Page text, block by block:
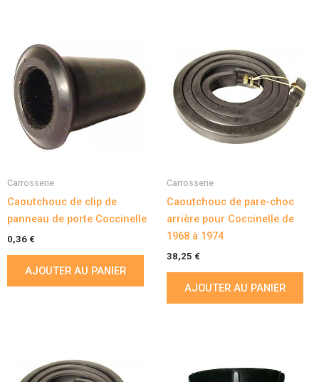
Carrosserie
Caoutchouc de clip de
panneau de porte Coccinelle
0,36 €
AJOUTER AU PANIER
Carrosserie
Caoutchouc de pare-choc
arrière pour Coccinelle de
1968 à 1974
38,25 €
AJOUTER AU PANIER